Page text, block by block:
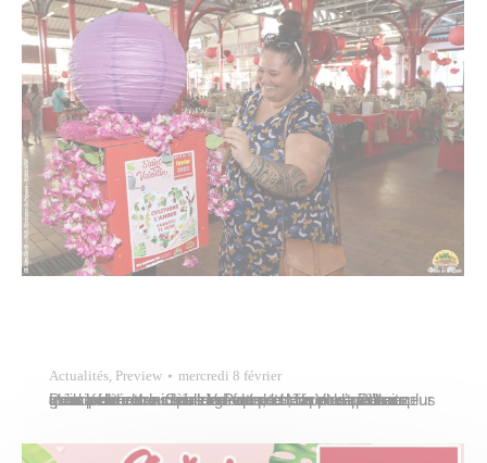
Actualités, Preview mercredi 8 février
Pour célébrer la Saint-Valentin, le cœur est à l’honneur au marché municipal de Papeete Mapuru a Paraita qu’il décore dans tous les formats, du plus petit au plus grand. Un choix très large de produits et d’articles vous permettra certainement de trouver le cadeau idéal pour votre chérie ou votre chéri. Vous pourrez aussi tenter…